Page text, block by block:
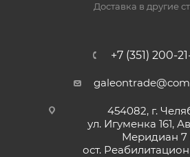
Доставка в другие
+7 (351) 200-
454082, г.
ул. Игуменка 161,
Меридиан 7
ост.